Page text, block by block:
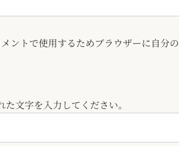
ントで使用するためブラウザーに自分
た文字を入力してください。